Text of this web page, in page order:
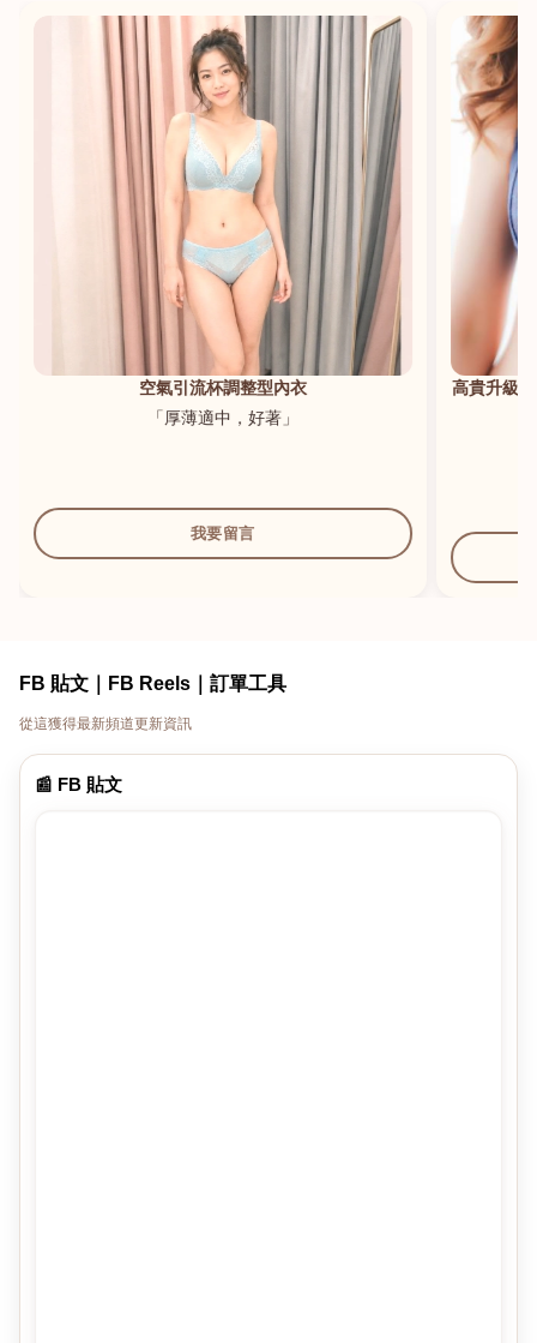
空氣引流杯調整型內衣
「厚薄適中，好著」
我要留言
高貴升級
FB 貼文｜FB Reels｜訂單工具
從這獲得最新頻道更新資訊
📰 FB 貼文
港澳中文
English